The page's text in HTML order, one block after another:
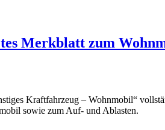
Merkblatt zum
Kraftfahrzeug – Wohnmobil“
sowie zum Auf- und Ablasten.